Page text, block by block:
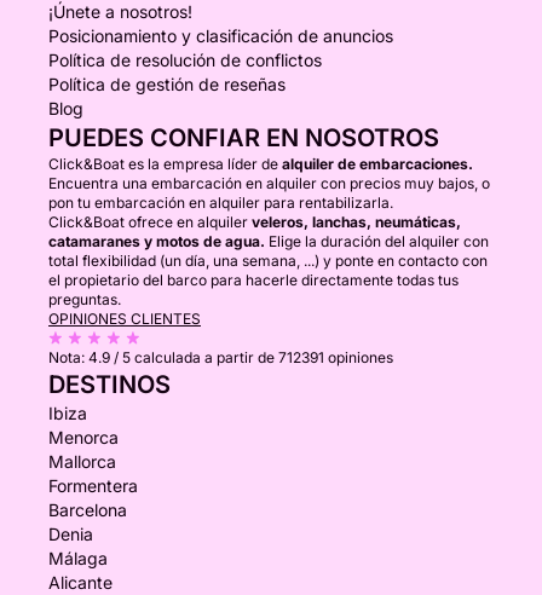
¡Únete a nosotros!
Posicionamiento y clasificación de anuncios
Política de resolución de conflictos
Política de gestión de reseñas
Blog
PUEDES CONFIAR EN NOSOTROS
Click&Boat es la empresa líder de alquiler de embarcaciones.
Encuentra una embarcación en alquiler con precios muy bajos, o
pon tu embarcación en alquiler para rentabilizarla.
Click&Boat ofrece en alquiler veleros, lanchas, neumáticas,
catamaranes y motos de agua. Elige la duración del alquiler con
total flexibilidad (un día, una semana, ...) y ponte en contacto con
el propietario del barco para hacerle directamente todas tus
preguntas.
OPINIONES CLIENTES
Nota: 4.9 / 5 calculada a partir de 712391 opiniones
DESTINOS
Ibiza
Menorca
Mallorca
Formentera
Barcelona
Denia
Málaga
Alicante